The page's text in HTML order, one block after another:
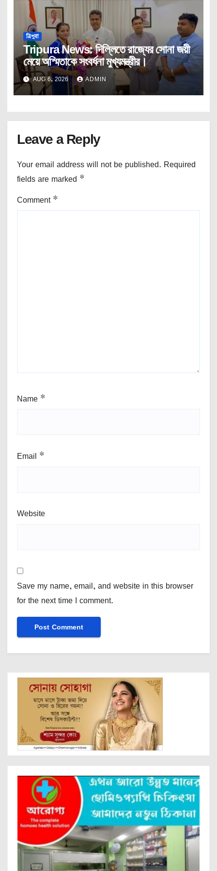
ত্রিপুরা
Tripura News: দিল্লিতে রাজ্যের সোনা জয়ী
মেয়ে অস্মিতাকে সংবর্ধনা মুখ্যমন্ত্রীর।
AUG 6, 2026 ADMIN
Leave a Reply
Your email address will not be published. Required
fields are marked *
Comment *
Name *
Email *
Website
Save my name, email, and website in this browser
for the next time I comment.